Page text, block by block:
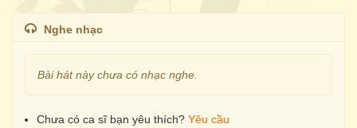
Nghe nhạc
Bài hát này chưa có nhạc nghe.
Chưa có ca sĩ bạn yêu thích? Yêu cầu